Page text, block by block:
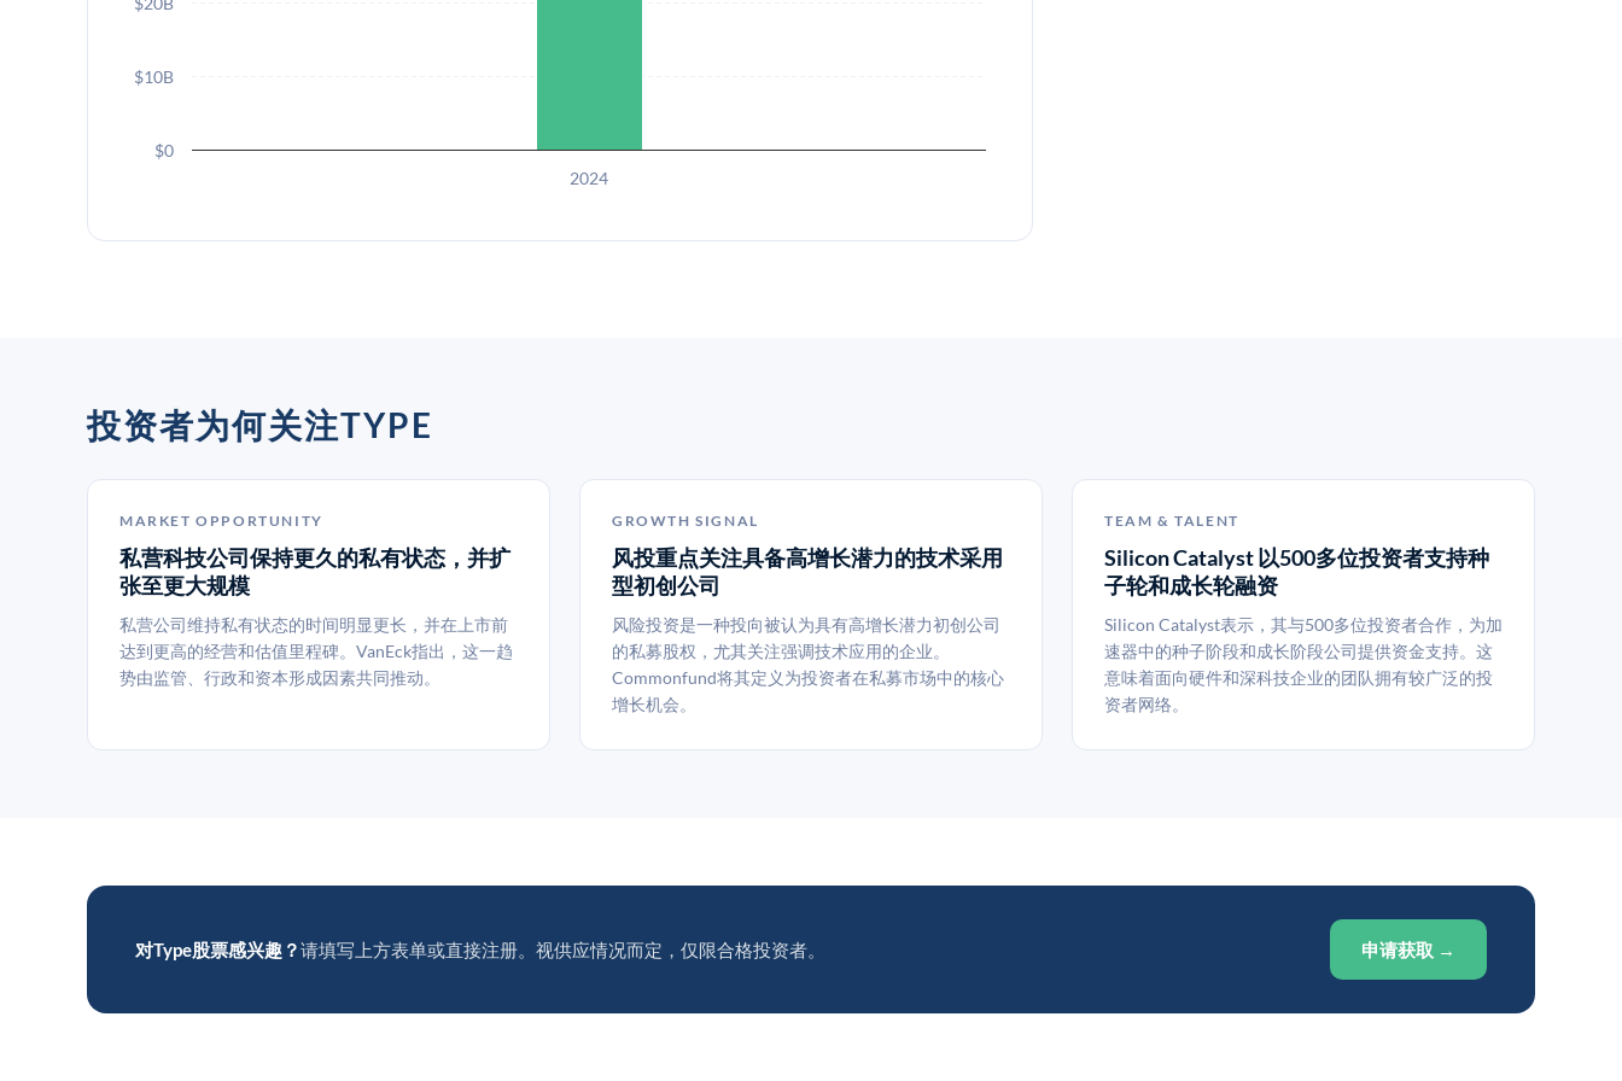
2024
$0
$10B
投资者为何关注TYPE
MARKET OPPORTUNITY
私营科技公司保持更久的私有状态，并扩
张至更大规模
私营公司维持私有状态的时间明显更长，并在上市前
达到更高的经营和估值里程碑。VanEck指出，这一趋
势由监管、行政和资本形成因素共同推动。
GROWTH SIGNAL
风投重点关注具备高增长潜力的技术采用
型初创公司
风险投资是一种投向被认为具有高增长潜力初创公司
的私募股权，尤其关注强调技术应用的企业。
Commonfund将其定义为投资者在私募市场中的核心
增长机会。
TEAM & TALENT
Silicon Catalyst 以500多位投资者支持种
子轮和成长轮融资
Silicon Catalyst表示，其与500多位投资者合作，为加
速器中的种子阶段和成长阶段公司提供资金支持。这
意味着面向硬件和深科技企业的团队拥有较广泛的投
资者网络。
对Type股票感兴趣？请填写上方表单或直接注册。视供应情况而定，仅限合格投资者。 申请获取 →